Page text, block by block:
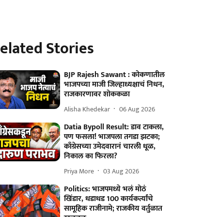
Stories
BJP Rajesh Sawant : कोकणातील
भाजपच्या माजी जिल्हाध्यक्षाचं निधन,
राजकारणावर शोककळा
Alisha Khedekar 06 Aug 2026
Datia Bypoll Result: डाव टाकला,
पण फसला! भाजपला तगडा झटका;
काँग्रेसच्या उमेदवारानं चारली धूळ,
निकाल का फिरला?
Priya More 03 Aug 2026
Politics: भाजपमध्ये भलं मोठं
खिंडार, धडाधड 100 कार्यकर्त्यांचे
सामूहिक राजीनामे; राजकीय वर्तुळात